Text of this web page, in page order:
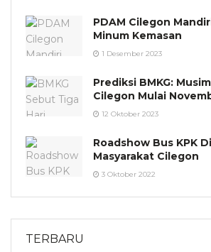
PDAM Cilegon
Minum Kemasan
1 Desember 2023
Prediksi BMKG:
Cilegon Mulai
12 Oktober 2023
Roadshow Bus KPK
Masyarakat Cilegon
3 Oktober 2022
TERBARU